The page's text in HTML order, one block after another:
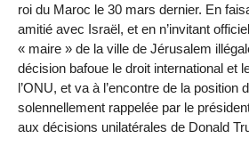
roi du Maroc le 30 mars dernier. En
amitié avec Israël, et en n’invitant
« maire » de la ville de Jérusalem
décision bafoue le droit international et
l’ONU, et va à l’encontre de la position
solennellement rappelée par le
aux décisions unilatérales de Donald